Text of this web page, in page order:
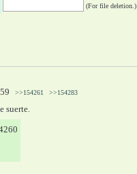
(For file deletion.)
>>154261 >>154283
suerte.